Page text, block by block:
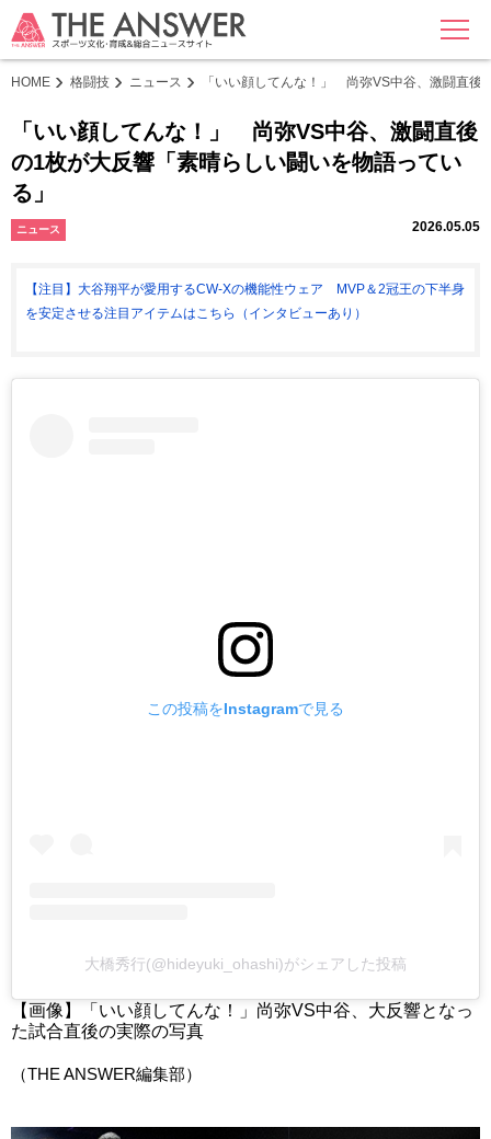
MENU
HOME 格闘技 ニュース 「いい顔してんな！」 尚弥VS中谷、激闘直後
「いい顔してんな！」 尚弥VS中谷、激闘直後
の1枚が大反響「素晴らしい闘いを物語ってい
る」
ニュース 2026.05.05
【注目】大谷翔平が愛用するCW-Xの機能性ウェア MVP＆2冠王の下半身
を安定させる注目アイテムはこちら（インタビューあり）
この投稿をInstagramで見る
大橋秀行(@hideyuki_ohashi)がシェアした投稿
【画像】「いい顔してんな！」尚弥VS中谷、大反響となっ
た試合直後の実際の写真
（THE ANSWER編集部）